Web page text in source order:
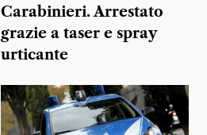
Carabinieri. Arrestato
grazie a taser e spray
urticante